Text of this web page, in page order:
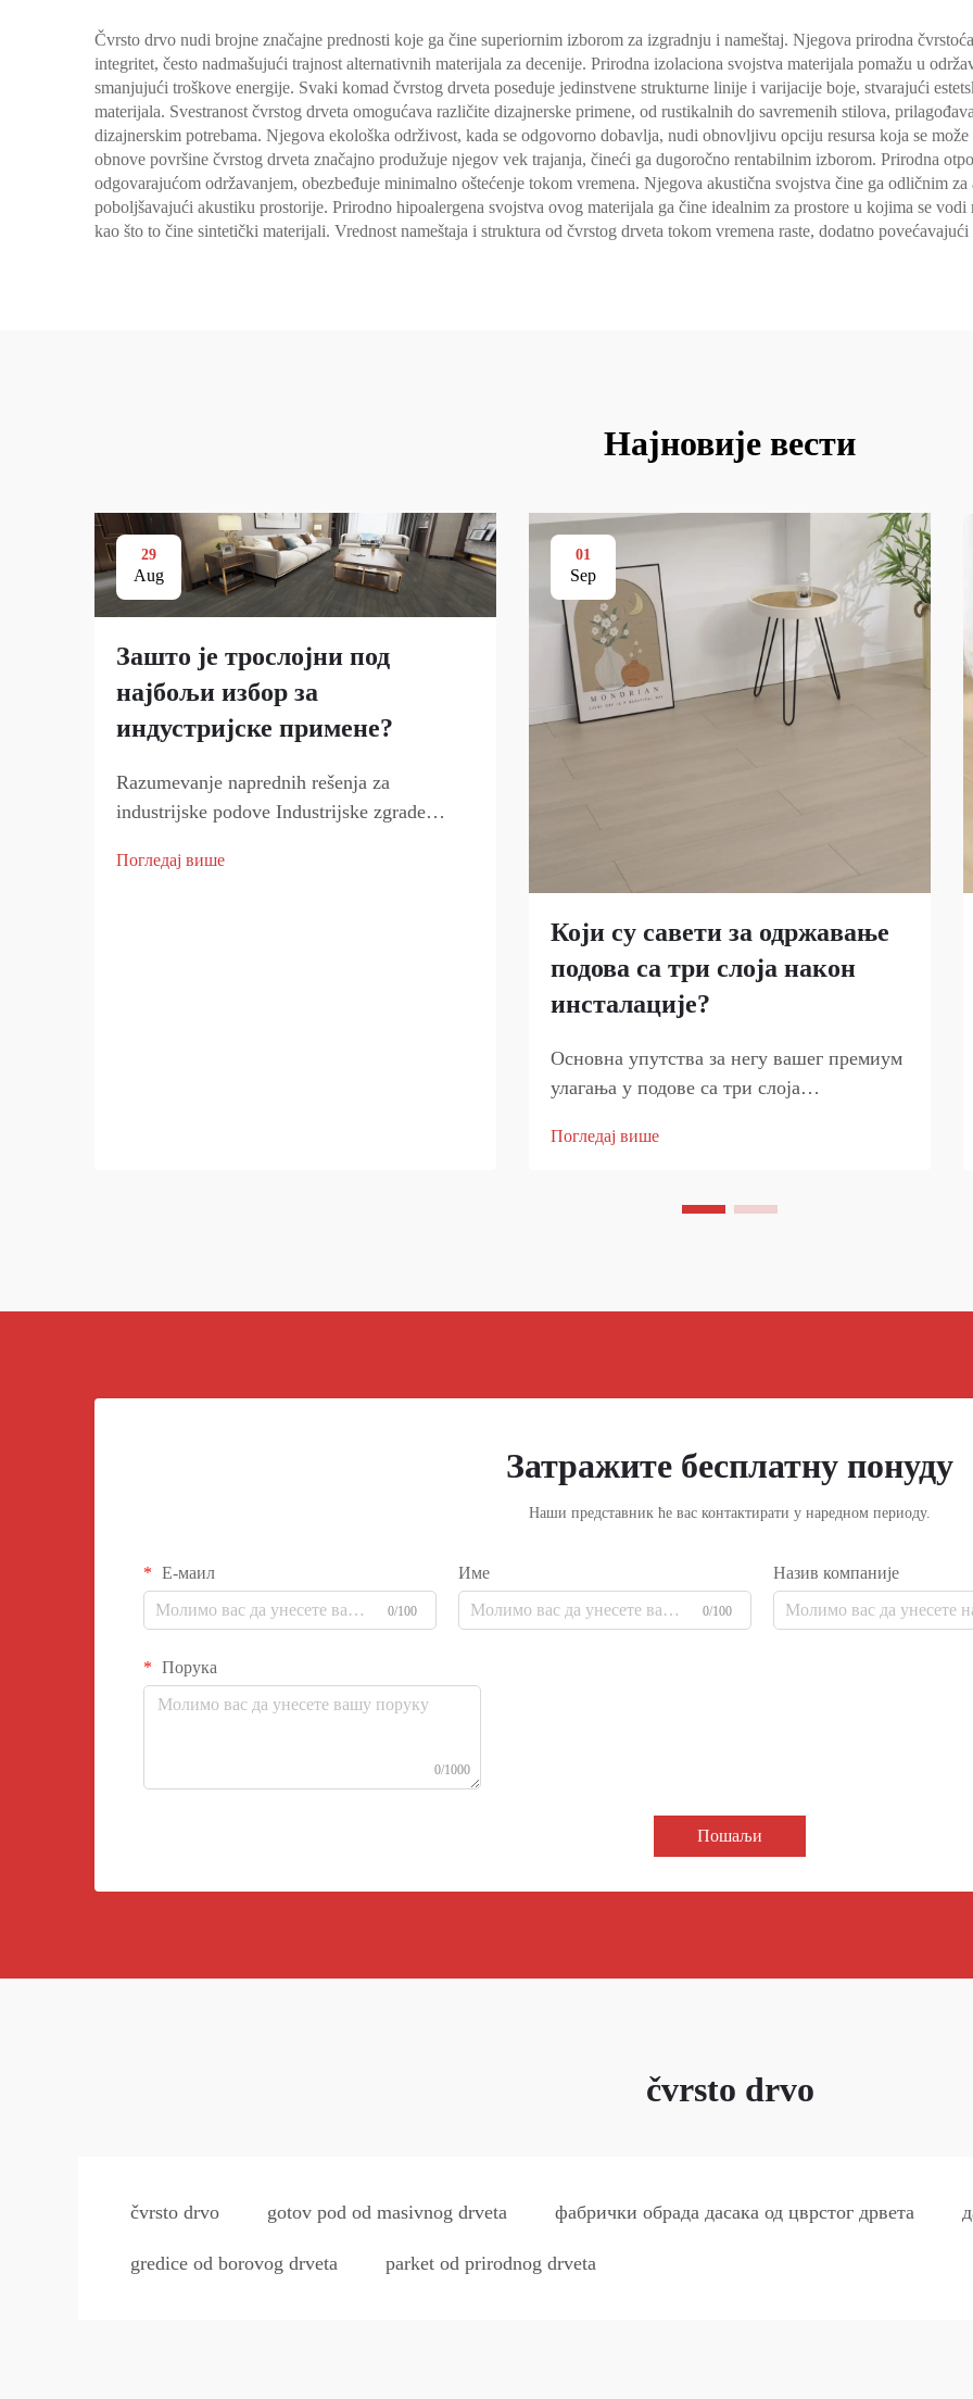
Čvrsto drvo nudi brojne značajne prednosti koje ga čine superiornim izborom za izgradnju i nameštaj. Njegova prirodna
integritet, često nadmašujući trajnost alternativnih materijala za decenije. Prirodna izolaciona svojstva materijala pomažu u
smanjujući troškove energije. Svaki komad čvrstog drveta poseduje jedinstvene strukturne linije i varijacije boje, stvarajući
materijala. Svestranost čvrstog drveta omogućava različite dizajnerske primene, od rustikalnih do savremenih stilova,
dizajnerskim potrebama. Njegova ekološka održivost, kada se odgovorno dobavlja, nudi obnovljivu opciju resursa koja se
obnove površine čvrstog drveta značajno produžuje njegov vek trajanja, čineći ga dugoročno rentabilnim izborom. Prirodna
odgovarajućom održavanjem, obezbeđuje minimalno oštećenje tokom vremena. Njegova akustična svojstva čine ga odličnim
poboljšavajući akustiku prostorije. Prirodno hipoalergena svojstva ovog materijala ga čine idealnim za prostore u kojima se
kao što to čine sintetički materijali. Vrednost nameštaja i struktura od čvrstog drveta tokom vremena raste, dodatno
Најновије вести
29
Aug
Зашто је троcлојни под
најбољи избор за
индустријске примене?
Razumevanje naprednih rešenja za
industrijske podove Industrijske zgrade
podove koji mogu da izdrže tešku opremu,
Погледај више
01
Sep
Који су савети за одржавање
подова са три слоја након
инсталације?
Основна упутства за негу вашег премиум
улагања у подове са три слоја
дом уноси значајно улагање у естетику и
улагање и осигурали да ваш под
Погледај више
Затражите бесплатну понуду
Наши представник ће вас контактирати у наредном периоду.
Е-маил
0/100
Име
0/100
Назив компаније
Порука
0/1000
Пошаљи
čvrsto drvo
čvrsto drvo gotov pod od masivnog drveta фабрички обрада дасака од цврстог дрвета
gredice od borovog drveta parket od prirodnog drveta